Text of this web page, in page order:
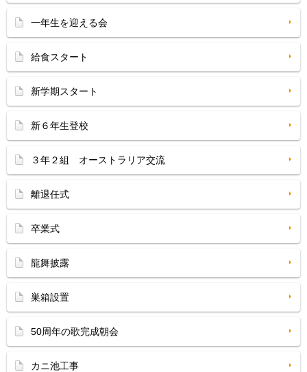
一年生を迎える会
給食スタート
新学期スタート
新６年生登校
３年２組 オーストラリア交流
離退任式
卒業式
龍舞披露
巣箱設置
50周年の歌完成朝会
カニ池工事